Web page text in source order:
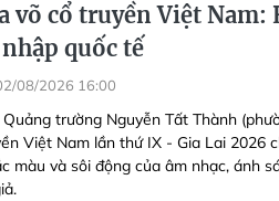
võ cổ truyền Việt Nam:
quốc tế
08/2026 16:00
Quảng trường Nguyễn Tất Thành
Việt Nam lần thứ IX - Gia Lai 2026
màu và sôi động của âm nhạc, ánh